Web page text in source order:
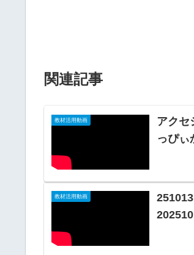
関連記事
教材活用動画
アクセ
っぴぃ
教材活用動画